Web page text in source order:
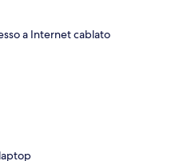
a Internet cablato